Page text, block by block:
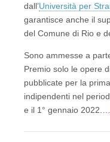
dall’Università per
garantisce anche il
del Comune di Rio e
Sono ammesse a
Premio solo le opere
pubblicate per la
indipendenti nel
e il 1° gennaio 2022.…